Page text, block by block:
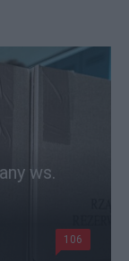
ws.
106